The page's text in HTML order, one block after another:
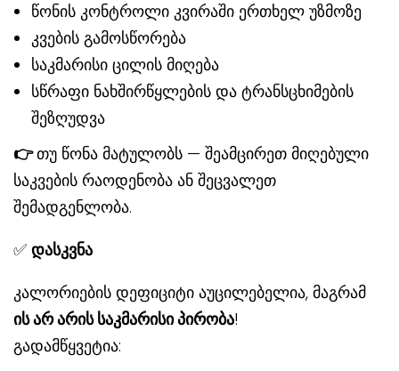
წონის კონტროლი კვირაში ერთხელ უზმოზე
კვების გამოსწორება
საკმარისი ცილის მიღება
სწრაფი ნახშირწყლების და ტრანსცხიმების
შეზღუდვა
👉თუ წონა მატულობს — შეამცირეთ მიღებული
საკვების რაოდენობა ან შეცვალეთ
შემადგენლობა.
✅ დასკვნა
კალორიების დეფიციტი აუცილებელია, მაგრამ
ის არ არის საკმარისი პირობა!
გადამწყვეტია: